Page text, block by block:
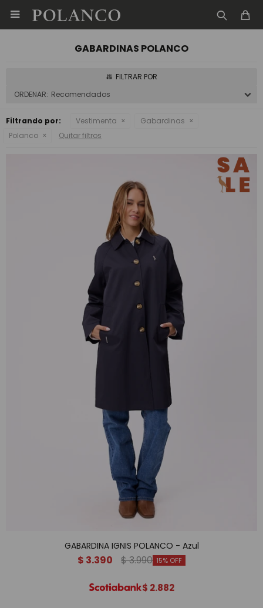

GABARDINAS POLANCO
Recomendados
Filtrando por: Vestimenta
Gabardinas
Polanco
Quitar filtros
GABARDINA IGNIS POLANCO - Azul
$ 3.390 $3.990 15
$ 2.882